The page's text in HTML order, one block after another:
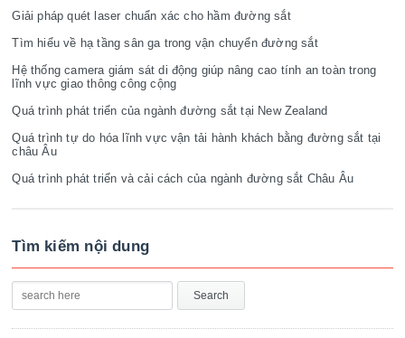
Giải pháp quét laser chuẩn xác cho hầm đường sắt
Tìm hiểu về hạ tầng sân ga trong vận chuyển đường sắt
Hệ thống camera giám sát di động giúp nâng cao tính an toàn trong
lĩnh vực giao thông công cộng
Quá trình phát triển của ngành đường sắt tại New Zealand
Quá trình tự do hóa lĩnh vực vận tải hành khách bằng đường sắt tại
châu Âu
Quá trình phát triển và cải cách của ngành đường sắt Châu Âu
Tìm kiếm nội dung